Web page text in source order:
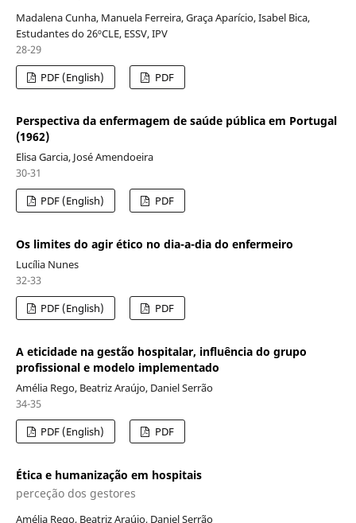
Madalena Cunha, Manuela Ferreira, Graça Aparício, Isabel Bica,
Estudantes do 26ºCLE, ESSV, IPV
28-29
PDF (English)
PDF
Perspectiva da enfermagem de saúde pública em Portugal
(1962)
Elisa Garcia, José Amendoeira
30-31
PDF (English)
PDF
Os limites do agir ético no dia-a-dia do enfermeiro
Lucília Nunes
32-33
PDF (English)
PDF
A eticidade na gestão hospitalar, influência do grupo
profissional e modelo implementado
Amélia Rego, Beatriz Araújo, Daniel Serrão
34-35
PDF (English)
PDF
Ética e humanização em hospitais
perceção dos gestores
Amélia Rego, Beatriz Araújo, Daniel Serrão